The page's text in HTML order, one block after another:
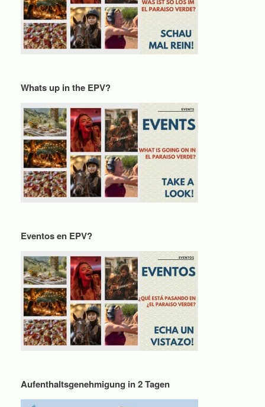
Whats up in the EPV?
Eventos en EPV?
Aufenthaltsgenehmigung in 2 Tagen